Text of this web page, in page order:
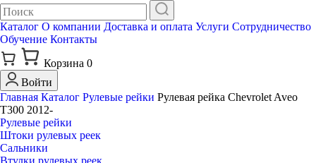
Каталог О компании Доставка и оплата Услуги Сотрудничество
Обучение Контакты
Корзина 0
Войти
Главная Каталог Рулевые рейки Рулевая рейка Chevrolet Aveo
T300 2012-
Рулевые рейки
Штоки рулевых реек
Сальники
Втулки рулевых реек